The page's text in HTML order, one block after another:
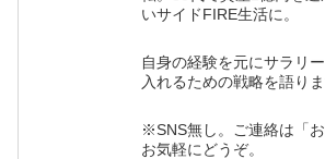
いサイドFIRE生活に。
自身の経験を元にサラリ
入れるための戦略を語りま
※SNS無し。ご連絡は「
お気軽にどうぞ。